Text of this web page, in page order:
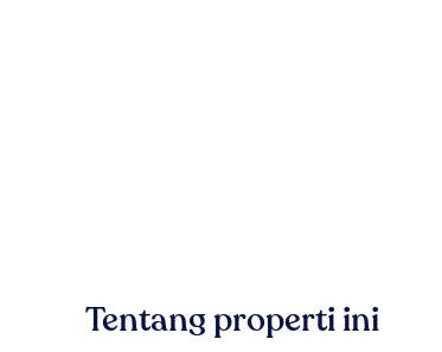
Tentang properti ini